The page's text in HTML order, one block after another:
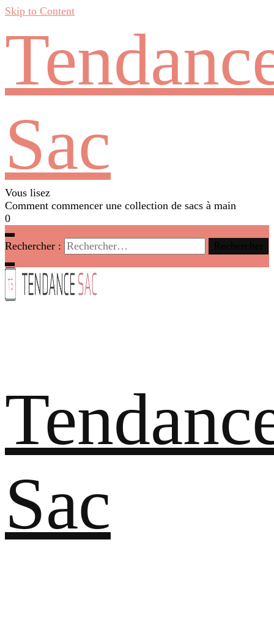
Skip to Content
Sac
Vous lisez
Comment commencer une collection de sacs à main
0
Rechercher :
Sac